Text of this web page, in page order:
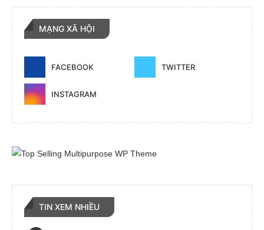
MẠNG XÃ HỘI
FACEBOOK TWITTER
INSTAGRAM
TIN XEM NHIỀU